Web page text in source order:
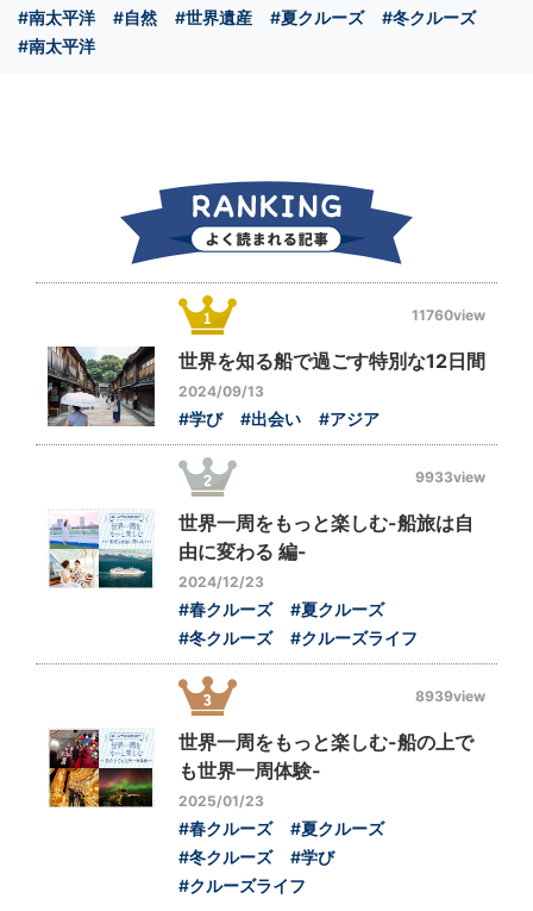
#南太平洋 #自然 #世界遺産 #夏クルーズ
#冬クルーズ
#南太平洋
11760view
世界を知る船で過ごす特別な12日間
2024/09/13
#学び #出会い #アジア
9933view
世界一周をもっと楽しむ-船旅は自
由に変わる 編-
2024/12/23
#春クルーズ
#夏クルーズ
#冬クルーズ
#クルーズライフ
8939view
世界一周をもっと楽しむ-船の上で
も世界一周体験-
2025/01/23
#春クルーズ
#夏クルーズ
#冬クルーズ
#学び
#クルーズライフ